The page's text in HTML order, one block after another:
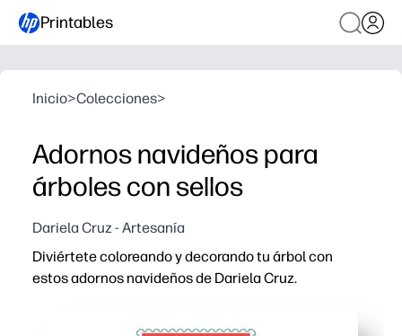
Printables
Inicio>Colecciones>
Adornos navideños para
árboles con sellos
Dariela Cruz - Artesanía
Diviértete coloreando y decorando tu árbol con
estos adornos navideños de Dariela Cruz.